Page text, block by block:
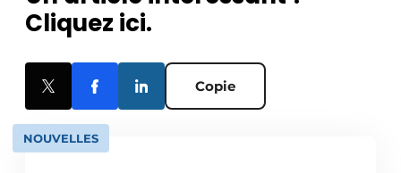
Cliquez ici.
Copie
NOUVELLES